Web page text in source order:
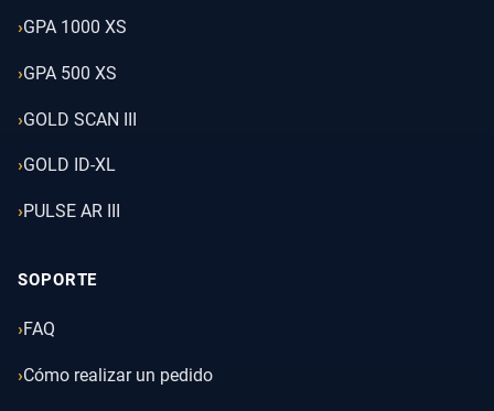
GPA 1000 XS
GPA 500 XS
GOLD SCAN III
GOLD ID-XL
PULSE AR III
SOPORTE
FAQ
Cómo realizar un pedido